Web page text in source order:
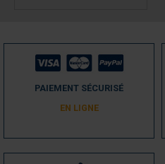
PAIEMENT SÉCURISÉ
EN LIGNE